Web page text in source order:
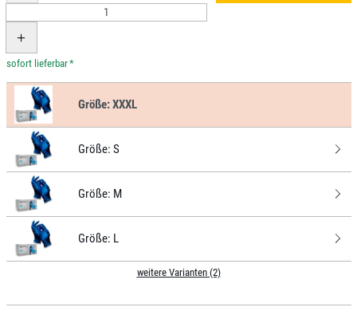
*
Größe:XXXL
Größe: S
Größe: M
Größe: L
weitere Varianten (2)